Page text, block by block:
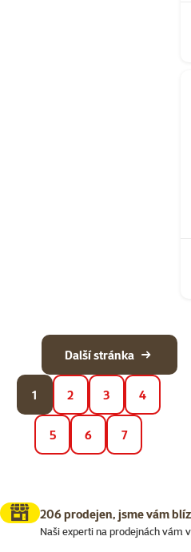
1 2 3 4
5 6 7
Další stránka
206 prodejen, jsme vám
Naši experti na prodejnách vám